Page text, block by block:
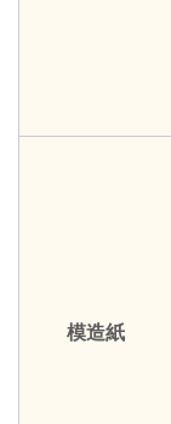
模造紙